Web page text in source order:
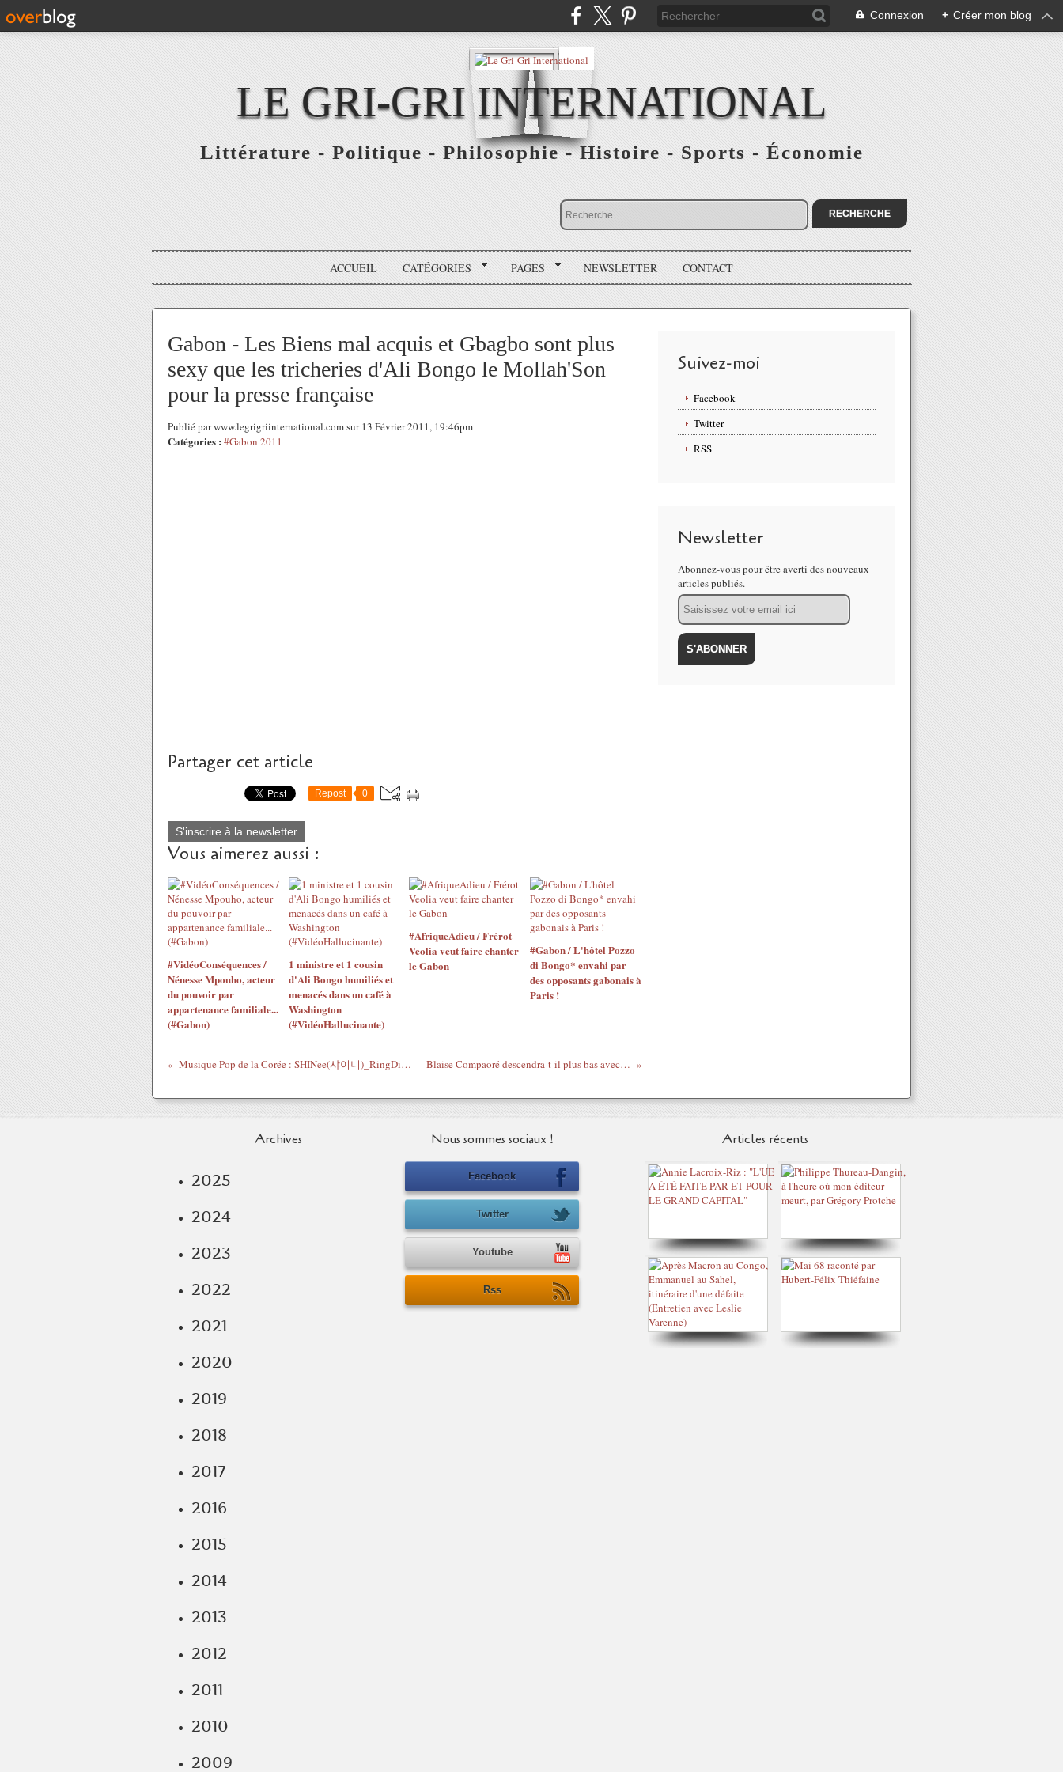
Connexion + Créer mon blog
LE GRI-GRI INTERNATIONAL
Littérature - Politique - Philosophie - Histoire - Sports - Économie
ACCUEIL CATÉGORIES PAGES NEWSLETTER CONTACT
Gabon - Les Biens mal acquis et Gbagbo sont plus
sexy que les tricheries d'Ali Bongo le Mollah'Son
pour la presse française
Publié par www.legrigriinternational.com sur 13 Février 2011, 19:46pm
Catégories : #Gabon 2011
Partager cet article
Repost 0
S'inscrire à la newsletter
Vous aimerez aussi :
#VidéoConséquences /
Nénesse Mpouho, acteur
du pouvoir par
appartenance familiale...
(#Gabon)
1 ministre et 1 cousin
d'Ali Bongo humiliés et
menacés dans un café à
Washington
(#VidéoHallucinante)
#AfriqueAdieu / Frérot
Veolia veut faire chanter
le Gabon
#Gabon / L'hôtel Pozzo
di Bongo* envahi par
des opposants gabonais à
Paris !
Musique Pop de la Corée : SHINee(샤이니)_RingDingDong(링딩동)_뮤직비디오 Blaise Compaoré descendra-t-il plus bas avec Sarkozy qu'avec Chirac ?
Suivez-moi
Facebook
Twitter
RSS
Newsletter
Abonnez-vous pour être averti des nouveaux
articles publiés.
Email
Archives
2025
2024
2023
2022
2021
2020
2019
2018
2017
2016
2015
2014
2013
2012
2011
2010
2009
Nous sommes sociaux !
Facebook
Twitter
Youtube
Rss
Articles récents